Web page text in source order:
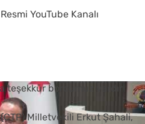
YouTube Kanalı
teşekkür borcumuz vardır
Milletvekili Erkut Şahali,